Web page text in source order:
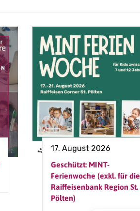
17. August 2026
Geschützt: MINT-
Ferienwoche (exkl. für die
Raiffeisenbank Region St.
Pölten)